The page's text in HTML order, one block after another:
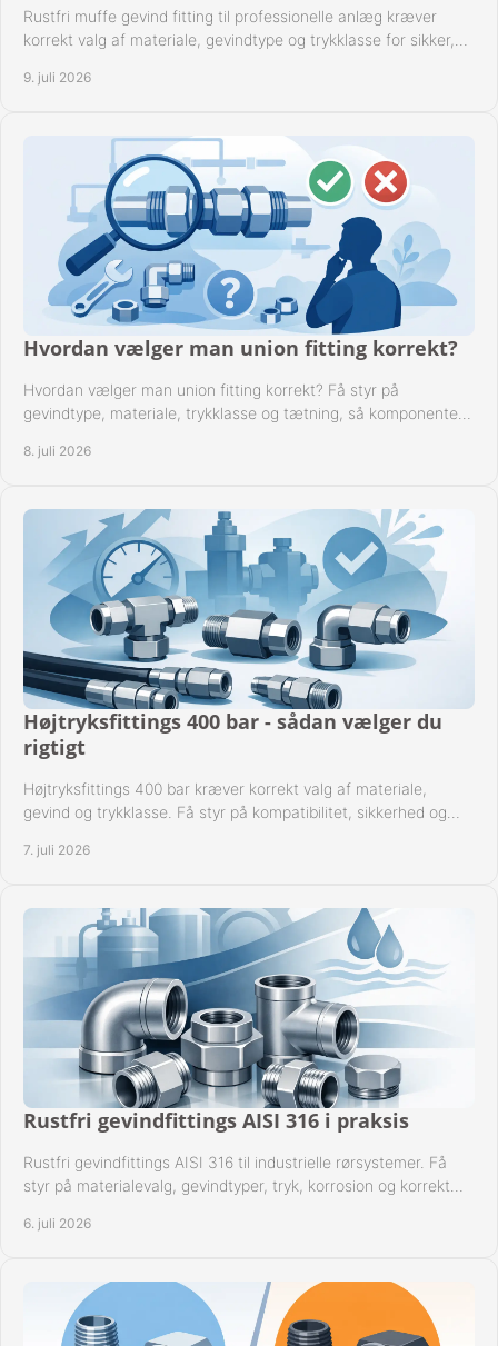
Rustfri muffe gevind fitting til professionelle anlæg kræver
korrekt valg af materiale, gevindtype og trykklasse for sikker,
9. juli 2026
Hvordan vælger man union fitting korrekt?
Hvordan vælger man union fitting korrekt? Få styr på
gevindtype, materiale, trykklasse og tætning, så komponenten
8. juli 2026
Højtryksfittings 400 bar - sådan vælger du
rigtigt
Højtryksfittings 400 bar kræver korrekt valg af materiale,
gevind og trykklasse. Få styr på kompatibilitet, sikkerhed og
7. juli 2026
Rustfri gevindfittings AISI 316 i praksis
Rustfri gevindfittings AISI 316 til industrielle rørsystemer. Få
styr på materialevalg, gevindtyper, tryk, korrosion og korrekt
6. juli 2026